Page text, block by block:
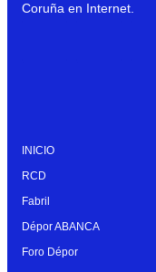
Coruña en Internet.
INICIO
RCD
Fabril
Dépor ABANCA
Foro Dépor